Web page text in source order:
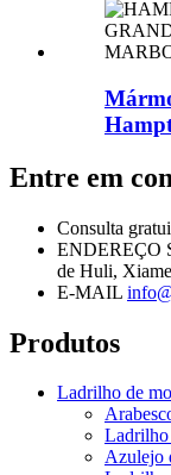
Entre em
Consulta
ENDEREÇO
de Huli,
E-MAIL
Produtos
Ladrilho de
Ladrilho
Azulejo